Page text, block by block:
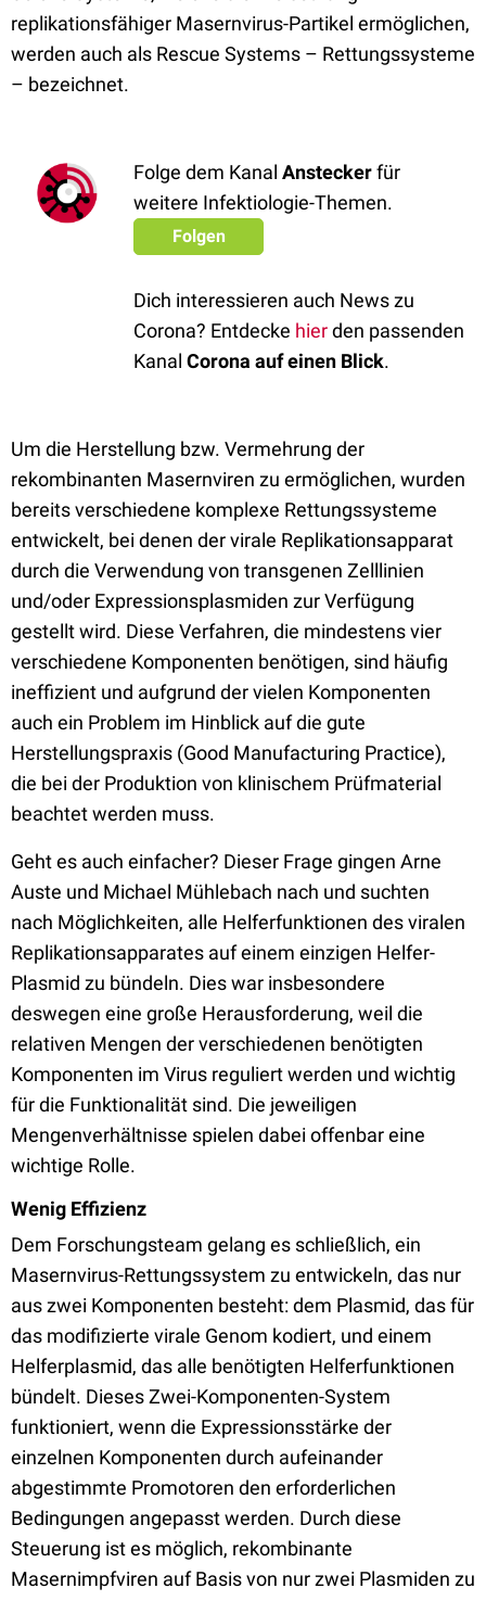
replikationsfähiger Masernvirus-Partikel ermöglichen,
werden auch als Rescue Systems – Rettungssysteme
– bezeichnet.
Folge dem Kanal Ansteckerfür
weitere Infektiologie-Themen.
Folgen
Dich interessieren auch News zu
Corona? Entdecke hierden passenden
Kanal Corona auf einen Blick.
Um die Herstellung bzw. Vermehrung der
rekombinanten Masernviren zu ermöglichen, wurden
bereits verschiedene komplexe Rettungssysteme
entwickelt, bei denen der virale Replikationsapparat
durch die Verwendung von transgenen Zelllinien
und/oder Expressionsplasmiden zur Verfügung
gestellt wird. Diese Verfahren, die mindestens vier
verschiedene Komponenten benötigen, sind häufig
ineffizient und aufgrund der vielen Komponenten
auch ein Problem im Hinblick auf die gute
Herstellungspraxis (Good Manufacturing Practice),
die bei der Produktion von klinischem Prüfmaterial
beachtet werden muss.
Geht es auch einfacher? Dieser Frage gingen Arne
Auste und Michael Mühlebach nach und suchten
nach Möglichkeiten, alle Helferfunktionen des viralen
Replikationsapparates auf einem einzigen Helfer-
Plasmid zu bündeln. Dies war insbesondere
deswegen eine große Herausforderung, weil die
relativen Mengen der verschiedenen benötigten
Komponenten im Virus reguliert werden und wichtig
für die Funktionalität sind. Die jeweiligen
Mengenverhältnisse spielen dabei offenbar eine
wichtige Rolle.
Wenig Effizienz
Dem Forschungsteam gelang es schließlich, ein
Masernvirus-Rettungssystem zu entwickeln, das nur
aus zwei Komponenten besteht: dem Plasmid, das für
das modifizierte virale Genom kodiert, und einem
Helferplasmid, das alle benötigten Helferfunktionen
bündelt. Dieses Zwei-Komponenten-System
funktioniert, wenn die Expressionsstärke der
einzelnen Komponenten durch aufeinander
abgestimmte Promotoren den erforderlichen
Bedingungen angepasst werden. Durch diese
Steuerung ist es möglich, rekombinante
Masernimpfviren auf Basis von nur zwei Plasmiden zu